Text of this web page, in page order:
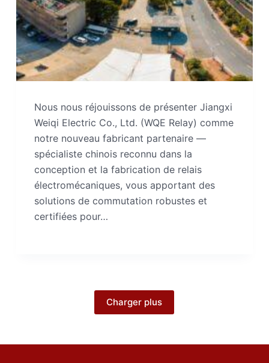
Nous nous réjouissons de présenter Jiangxi
Weiqi Electric Co., Ltd. (WQE Relay) comme
notre nouveau fabricant partenaire —
spécialiste chinois reconnu dans la
conception et la fabrication de relais
électromécaniques, vous apportant des
solutions de commutation robustes et
certifiées pour…
Charger plus